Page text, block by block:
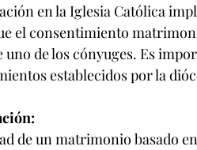
en la Iglesia Católica
el consentimiento
uno de los cónyuges. Es
establecidos por la
de un matrimonio basado